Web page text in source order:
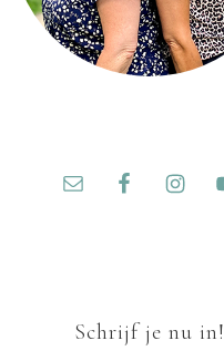
Schrijf je nu in!